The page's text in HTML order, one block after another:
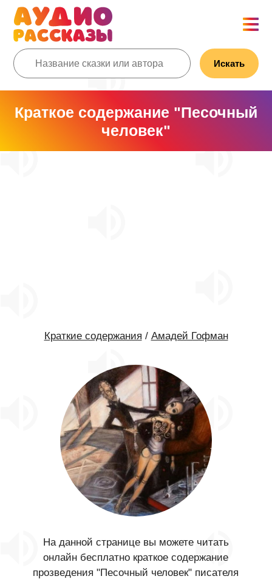
Искать
Краткое содержание "Песочный
человек"
Краткие содержания / Амадей Гофман
На данной странице вы можете читать
онлайн бесплатно краткое содержание
прозведения "Песочный человек" писателя